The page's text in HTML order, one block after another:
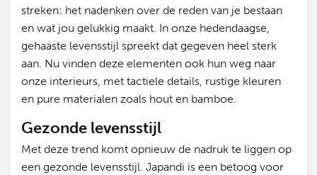
streken: het nadenken over de reden van je bestaan
en wat jou gelukkig maakt. In onze hedendaagse,
gehaaste levensstijl spreekt dat gegeven heel sterk
aan. Nu vinden deze elementen ook hun weg naar
onze interieurs, met tactiele details, rustige kleuren
en pure materialen zoals hout en bamboe.
Gezonde levensstijl
Met deze trend komt opnieuw de nadruk te liggen op
een gezonde levensstijl. Japandi is een betoog voor